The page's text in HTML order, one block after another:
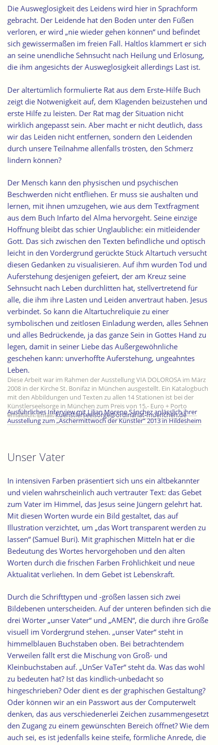
Die Ausweglosigkeit des Leidens wird hier in Sprachform
gebracht. Der Leidende hat den Boden unter den Füßen
verloren, er wird „nie wieder gehen können“ und befindet
sich gewissermaßen im freien Fall. Haltlos klammert er sich
an seine unendliche Sehnsucht nach Heilung und Erlösung,
die ihm angesichts der Ausweglosigkeit allerdings Last ist.
Der altertümlich formulierte Rat aus dem Erste-Hilfe Buch
zeigt die Notwenigkeit auf, dem Klagenden beizustehen und
erste Hilfe zu leisten. Der Rat mag der Situation nicht
wirklich angepasst sein. Aber macht er nicht deutlich, dass
wir das Leiden nicht entfernen, sondern den Leidenden
durch unsere Teilnahme allenfalls trösten, den Schmerz
lindern können?
Der Mensch kann den physischen und psychischen
Beschwerden nicht entfliehen. Er muss sie aushalten und
lernen, mit ihnen umzugehen, wie aus dem Textfragment
aus dem Buch Infarto del Alma hervorgeht. Seine einzige
Hoffnung bleibt das schier Unglaubliche: ein mitleidender
Gott. Das sich zwischen den Texten befindliche und optisch
leicht in den Vordergrund gerückte Stück Altartuch versucht
diesen Gedanken zu visualisieren. Auf ihm wurden Tod und
Auferstehung desjenigen gefeiert, der am Kreuz seine
Sehnsucht nach Leben durchlitten hat, stellvertretend für
alle, die ihm ihre Lasten und Leiden anvertraut haben. Jesus
verbindet. So kann die Altartuchreliquie zu einer
symbolischen und zeitlosen Einladung werden, alles Sehnen
und alles Bedrückende, ja das ganze Sein in Gottes Hand zu
legen, damit in seiner Liebe das Außergewöhnliche
geschehen kann: unverhoffte Auferstehung, ungeahntes
Leben.
Diese Arbeit war im Rahmen der Ausstellung VIA DOLOROSA im März
2008 in der Kirche St. Bonifaz in München ausgestellt. Ein Katalogbuch
mit den Abbildungen und Texten zu allen 14 Stationen ist bei der
Künstlerseelsorge in München zum Preis von 15,- Euro + Porto
erhältlich. Email:kuenstlerseelsorge@ordinariat-muenchen.de
Ausführliches Interview mit Lilian Moreno Sánchez anlässlich ihrer
Ausstellung zum „Aschermittwoch der Künstler“ 2013 in Hildesheim
Unser Vater
In intensiven Farben präsentiert sich uns ein altbekannter
und vielen wahrscheinlich auch vertrauter Text: das Gebet
zum Vater im Himmel, das Jesus seine Jüngern gelehrt hat.
Mit diesen Worten wurde ein Bild gestaltet, das auf
Illustration verzichtet, um „das Wort transparent werden zu
lassen“ (Samuel Buri). Mit graphischen Mitteln hat er die
Bedeutung des Wortes hervorgehoben und den alten
Worten durch die frischen Farben Fröhlichkeit und neue
Aktualität verliehen. In dem Gebet ist Lebenskraft.
Durch die Schrifttypen und -größen lassen sich zwei
Bildebenen unterscheiden. Auf der unteren befinden sich die
drei Wörter „unser Vater“ und „AMEN“, die durch ihre Größe
visuell im Vordergrund stehen. „unser Vater“ steht in
himmelblauen Buchstaben oben. Bei betrachtendem
Verweilen fällt erst die Mischung von Groß- und
Kleinbuchstaben auf. „UnSer VaTer“ steht da. Was das wohl
zu bedeuten hat? Ist das kindlich-unbedacht so
hingeschrieben? Oder dient es der graphischen Gestaltung?
Oder können wir an ein Passwort aus der Computerwelt
denken, das aus verschiedenerlei Zeichen zusammengesetzt
den Zugang zu einem gewünschten Bereich öffnet? Wie dem
auch sei, es ist jedenfalls keine steife, förmliche Anrede, die